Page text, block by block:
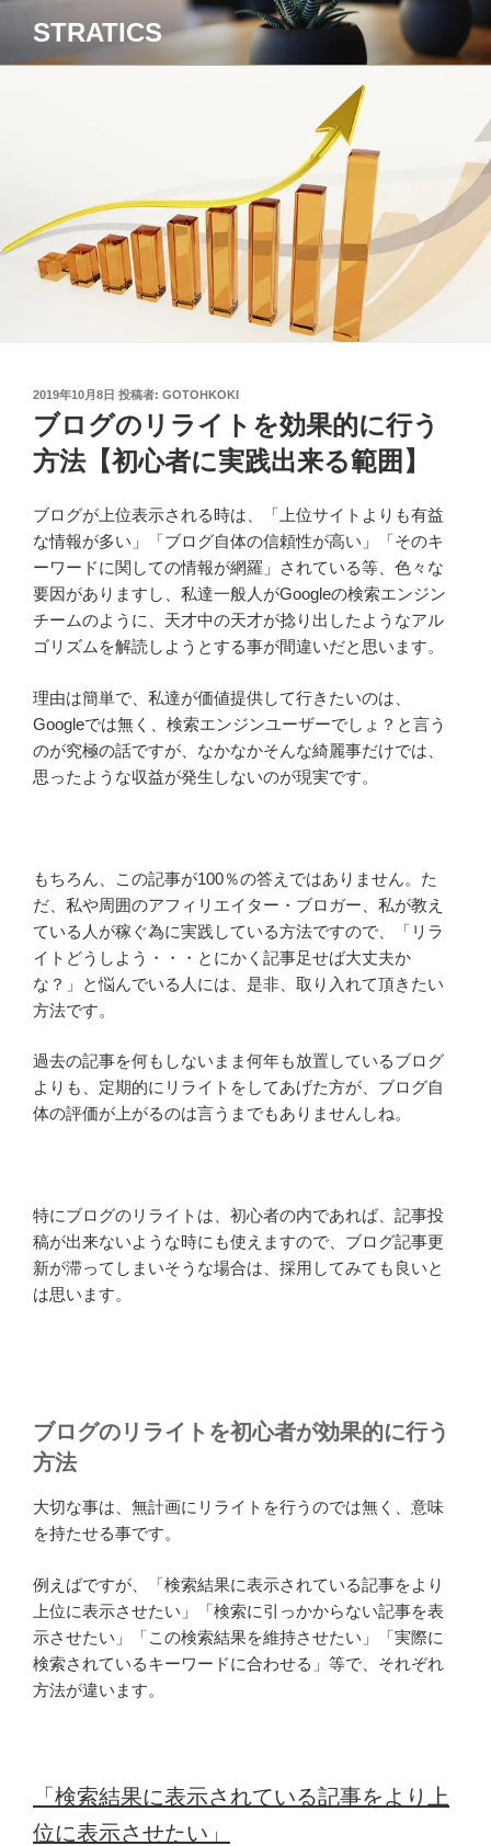
テ
プ
STRATICS
投
日:
2019年10月8日 投稿者: GOTOHKOKI
ブログのリライトを効果的に行う
方法【初心者に実践出来る範囲】
ブログが上位表示される時は、「上位サイトよりも有益
な情報が多い」「ブログ自体の信頼性が高い」「そのキ
ーワードに関しての情報が網羅」されている等、色々な
要因がありますし、私達一般人がGoogleの検索エンジン
チームのように、天才中の天才が捻り出したようなアル
ゴリズムを解読しようとする事が間違いだと思います。
理由は簡単で、私達が価値提供して行きたいのは、
Googleでは無く、検索エンジンユーザーでしょ？と言う
のが究極の話ですが、なかなかそんな綺麗事だけでは、
思ったような収益が発生しないのが現実です。
もちろん、この記事が100％の答えではありません。た
だ、私や周囲のアフィリエイター・ブロガー、私が教え
ている人が稼ぐ為に実践している方法ですので、「リラ
イトどうしよう・・・とにかく記事足せば大丈夫か
な？」と悩んでいる人には、是非、取り入れて頂きたい
方法です。
過去の記事を何もしないまま何年も放置しているブログ
よりも、定期的にリライトをしてあげた方が、ブログ自
体の評価が上がるのは言うまでもありませんしね。
特にブログのリライトは、初心者の内であれば、記事投
稿が出来ないような時にも使えますので、ブログ記事更
新が滞ってしまいそうな場合は、採用してみても良いと
は思います。
ブログのリライトを初心者が効果的に行う
方法
大切な事は、無計画にリライトを行うのでは無く、意味
を持たせる事です。
例えばですが、「検索結果に表示されている記事をより
上位に表示させたい」「検索に引っかからない記事を表
示させたい」「この検索結果を維持させたい」「実際に
検索されているキーワードに合わせる」等で、それぞれ
方法が違います。
「検索結果に表示されている記事をより上
位に表示させたい」